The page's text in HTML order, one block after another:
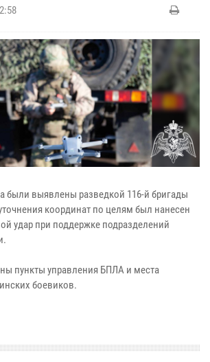
были выявлены разведкой 116-й бригады
координат по целям был нанесен
удар при поддержке подразделений
пункты управления БПЛА и места
боевиков.